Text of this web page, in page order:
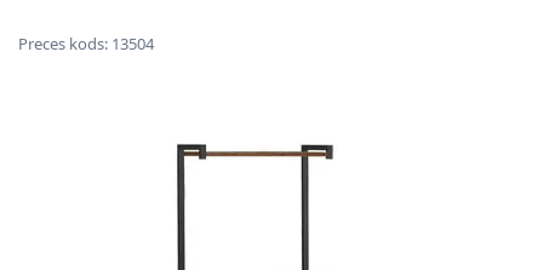
Preces kods: 13504